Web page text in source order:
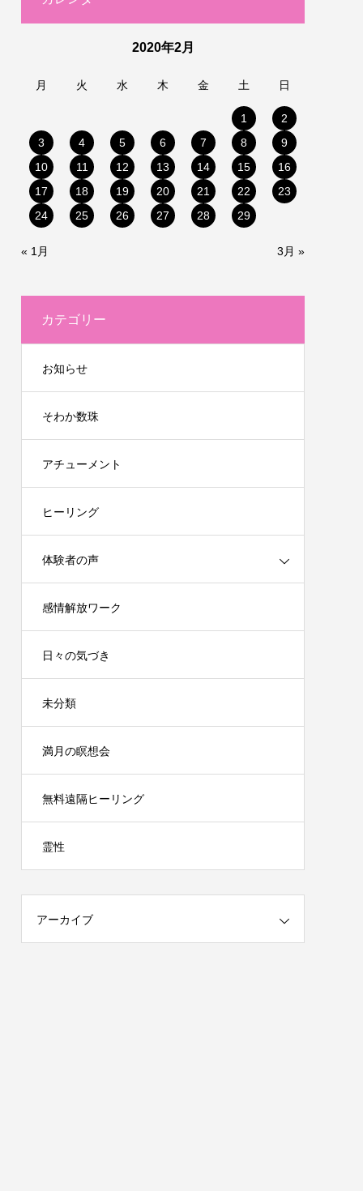
2020年2月
月 火 水 木 金 土 日
1
2
3
4 5 6 7 8
9
10
11 12 13 14 15
16
17
18 19 20 21 22
23
24
25 26 27 28 29
« 1月 3月 »
カテゴリー
お知らせ
そわか数珠
アチューメント
ヒーリング
体験者の声
感情解放ワーク
日々の気づき
未分類
満月の瞑想会
無料遠隔ヒーリング
霊性
アーカイブ